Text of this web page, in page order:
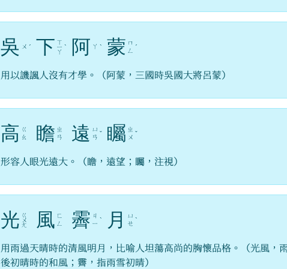
吳 ㄨ ˊ 下 ㄒ
ㄧ
ㄚ
ˋ 阿 ㄚ ˋ 蒙 ㄇ
ㄥ
ˊ
用以譏諷人沒有才學。（阿蒙，三國時吳國大將呂蒙）
高 ㄍ
ㄠ
瞻 ㄓ
ㄢ
遠 ㄩ
ㄢ ˇ 矚 ㄓ
ㄨ ˇ
形容人眼光遠大。（瞻，遠望；矚，注視）
光 ㄍ
ㄨ
ㄤ 風 ㄈ
ㄥ
霽 ㄐ
ㄧ ˋ 月
ㄩ
ㄝ ˋ
用雨過天晴時的清風明月，比喻人坦蕩高尚的胸懷品格。（光風，
後初晴時的和風；霽，指雨雪初晴）